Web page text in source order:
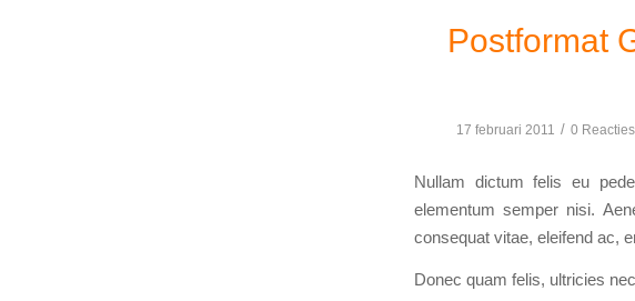
Postformat
17 februari 2011 / 0 Reacties
Nullam dictum felis eu
elementum semper nisi.
consequat vitae, eleifend ac,
Donec quam felis, ultricies